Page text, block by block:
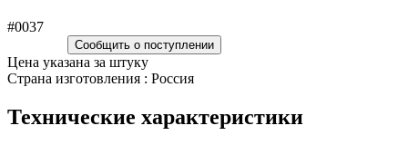
#0037
Сообщить о поступлении
Цена указана за штуку
Страна изготовления : Россия
Технические характеристики